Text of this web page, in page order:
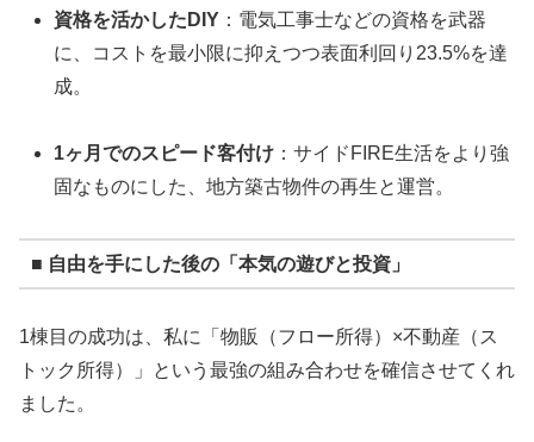
資格を活かしたDIY ：電気工事士などの資格を武器
に、コストを最小限に抑えつつ表面利回り23.5%を達
成。
1ヶ月でのスピード客付け ：サイドFIRE生活をより強
固なものにした、地方築古物件の再生と運営。
■ 自由を手にした後の「本気の遊びと投資」
1棟目の成功は、私に「物販（フロー所得）×不動産（ス
トック所得）」という最強の組み合わせを確信させてくれ
ました。